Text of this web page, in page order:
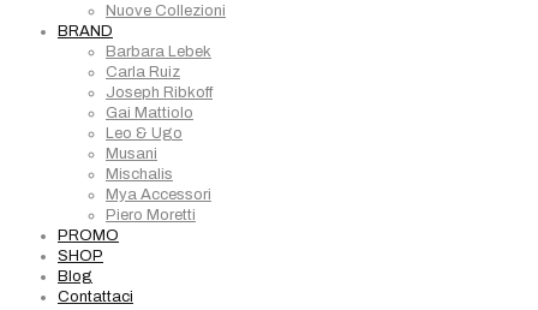
Nuove Collezioni
BRAND
Barbara Lebek
Carla Ruiz
Joseph Ribkoff
Gai Mattiolo
Leo & Ugo
Musani
Mischalis
Mya Accessori
Piero Moretti
PROMO
SHOP
Blog
Contattaci